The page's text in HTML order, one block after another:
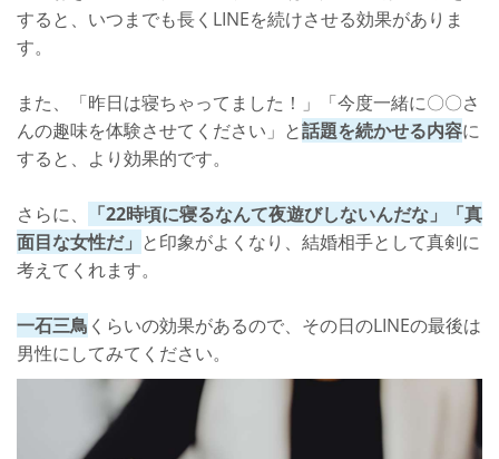
すると、いつまでも長くLINEを続けさせる効果がありま
す。
また、「昨日は寝ちゃってました！」「今度一緒に〇〇さ
んの趣味を体験させてください」と話題を続かせる内容に
すると、より効果的です。
さらに、
「22時頃に寝るなんて夜遊びしないんだな」「真
面目な女性だ」 と印象がよくなり、結婚相手として真剣に
考えてくれます。
一石三鳥 くらいの効果があるので、その日のLINEの最後は
男性にしてみてください。